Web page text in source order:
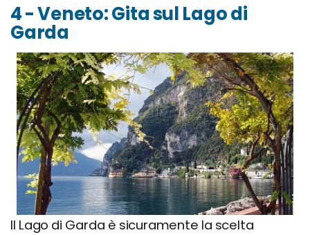
4 - Veneto: Gita sul Lago di
Garda
Il Lago di Garda è sicuramente la scelta